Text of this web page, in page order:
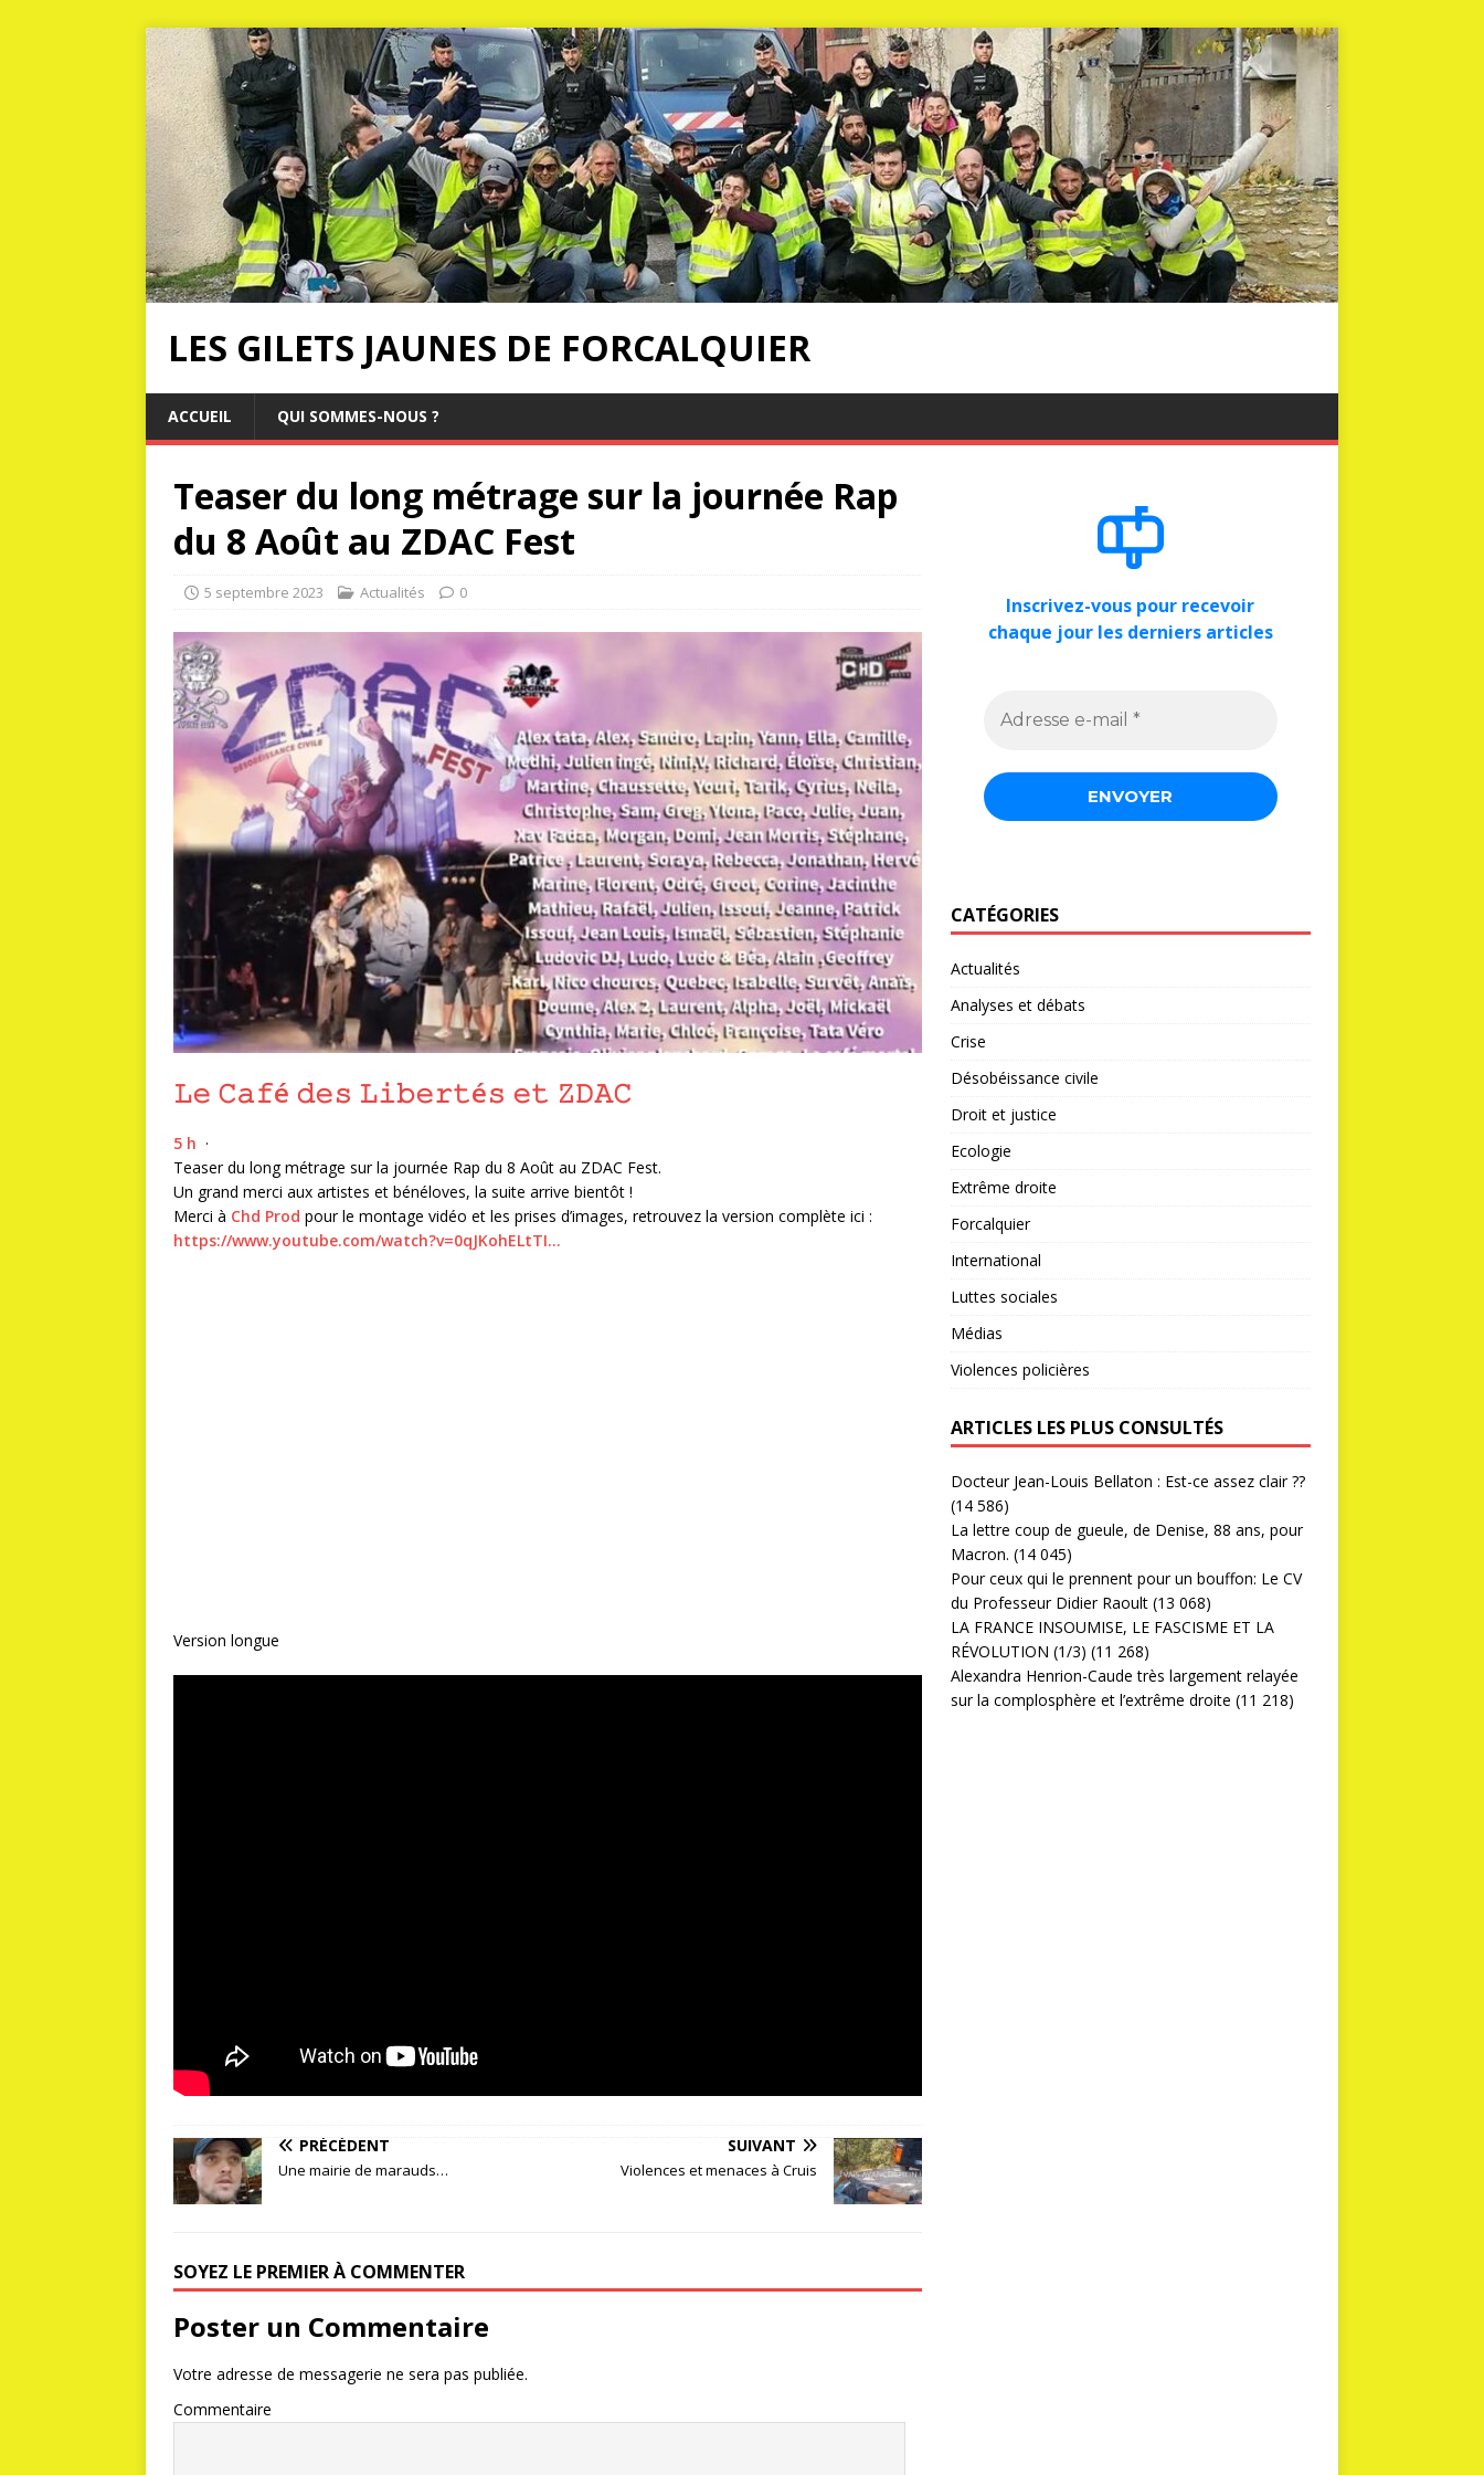
LES GILETS JAUNES DE FORCALQUIER
ACCUEIL QUI SOMMES-NOUS ?
Teaser du long métrage sur la journée Rap
du 8 Août au ZDAC Fest
5 septembre 2023 Actualités 0
𝙻𝚎 𝙲𝚊𝚏é 𝚍𝚎𝚜 𝙻𝚒𝚋𝚎𝚛𝚝é𝚜 𝚎𝚝 𝚉𝙳𝙰𝙲
5 h ·
Teaser du long métrage sur la journée Rap du 8 Août au ZDAC Fest.
Un grand merci aux artistes et bénéloves, la suite arrive bientôt !
Merci à Chd Prod pour le montage vidéo et les prises d’images, retrouvez la version complète ici :
https://www.youtube.com/watch?v=0qJKohELtTI…
Version longue
PRÉCÉDENT
Une mairie de marauds…
SUIVANT
Violences et menaces à Cruis
SOYEZ LE PREMIER À COMMENTER
Poster un Commentaire
Votre adresse de messagerie ne sera pas publiée.
Commentaire
Inscrivez-vous pour recevoir
chaque jour les derniers articles
CATÉGORIES
Actualités
Analyses et débats
Crise
Désobéissance civile
Droit et justice
Ecologie
Extrême droite
Forcalquier
International
Luttes sociales
Médias
Violences policières
ARTICLES LES PLUS CONSULTÉS
Docteur Jean-Louis Bellaton : Est-ce assez clair ??
(14 586)
La lettre coup de gueule, de Denise, 88 ans, pour
Macron. (14 045)
Pour ceux qui le prennent pour un bouffon: Le CV
du Professeur Didier Raoult (13 068)
LA FRANCE INSOUMISE, LE FASCISME ET LA
RÉVOLUTION (1/3) (11 268)
Alexandra Henrion-Caude très largement relayée
sur la complosphère et l’extrême droite (11 218)